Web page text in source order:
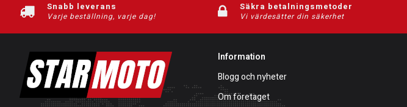
Snabb leverans
Varje beställning, varje dag!
Säkra betalningsmetoder
Vi värdesätter din säkerhet
Information
Blogg och nyheter
Om företaget